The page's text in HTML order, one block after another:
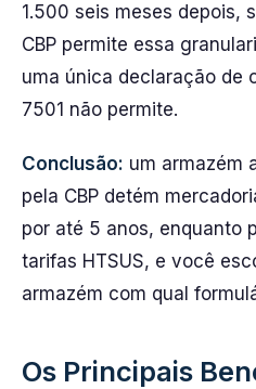
1.500 seis meses depois,
CBP permite essa
uma única declaração de
7501 não permite.
Conclusão: um armazém
pela CBP detém
por até 5 anos, enquanto
tarifas HTSUS, e você
armazém com qual
Os Principais